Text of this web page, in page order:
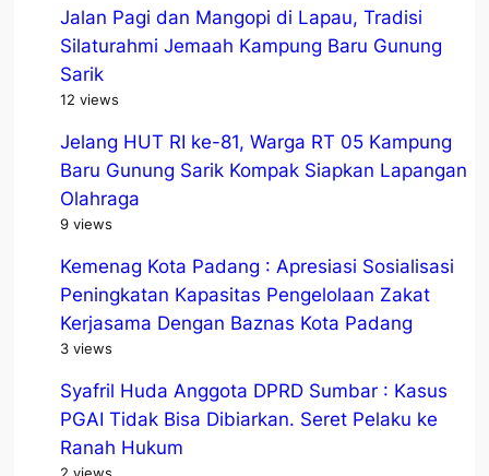
Jalan Pagi dan Mangopi di Lapau, Tradisi
Silaturahmi Jemaah Kampung Baru Gunung
Sarik
12 views
Jelang HUT RI ke-81, Warga RT 05 Kampung
Baru Gunung Sarik Kompak Siapkan Lapangan
Olahraga
9 views
Kemenag Kota Padang : Apresiasi Sosialisasi
Peningkatan Kapasitas Pengelolaan Zakat
Kerjasama Dengan Baznas Kota Padang
3 views
Syafril Huda Anggota DPRD Sumbar : Kasus
PGAI Tidak Bisa Dibiarkan. Seret Pelaku ke
Ranah Hukum